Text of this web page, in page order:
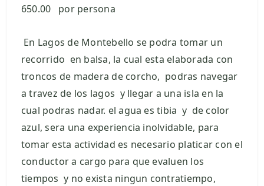
650.00 por persona
En Lagos de Montebello se podra tomar un
recorrido en balsa, la cual esta elaborada con
troncos de madera de corcho, podras navegar
a travez de los lagos y llegar a una isla en la
cual podras nadar. el agua es tibia y de color
azul, sera una experiencia inolvidable, para
tomar esta actividad es necesario platicar con el
conductor a cargo para que evaluen los
tiempos y no exista ningun contratiempo,